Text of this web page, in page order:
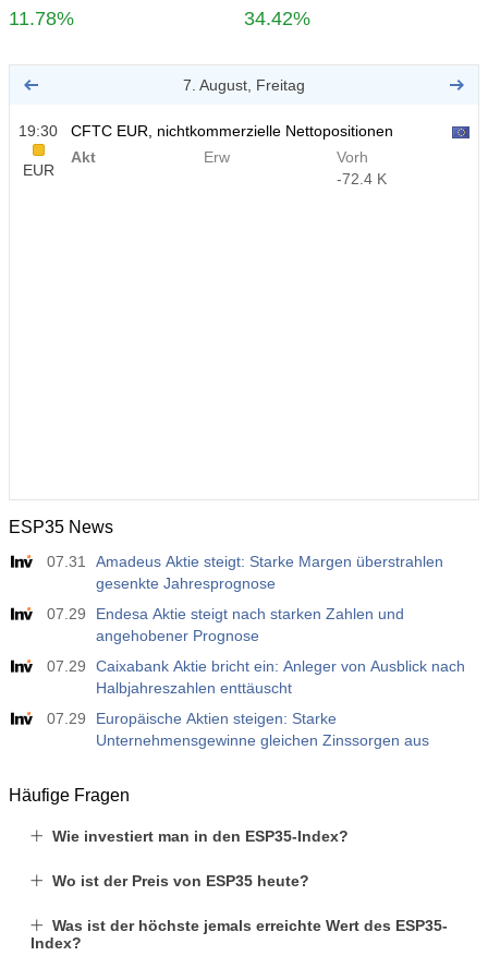
11.78% 34.42%
7. August, Freitag
19:30
EUR
CFTC EUR, nichtkommerzielle Nettopositionen
Akt
Erw
Vorh
-72.4 K
ESP35 News
07.31
Amadeus Aktie steigt: Starke Margen überstrahlen
gesenkte Jahresprognose
07.29
Endesa Aktie steigt nach starken Zahlen und
angehobener Prognose
07.29
Caixabank Aktie bricht ein: Anleger von Ausblick nach
Halbjahreszahlen enttäuscht
07.29
Europäische Aktien steigen: Starke
Unternehmensgewinne gleichen Zinssorgen aus
Häufige Fragen
Wie investiert man in den ESP35-Index?
Wo ist der Preis von ESP35 heute?
Was ist der höchste jemals erreichte Wert des ESP35-
Index?